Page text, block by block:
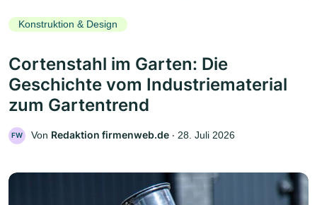
Konstruktion & Design
Cortenstahl im Garten: Die
Geschichte vom Industriematerial
zum Gartentrend
FW Von Redaktion firmenweb.de ‧ 28. Juli 2026